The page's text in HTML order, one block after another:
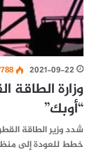
2021-09-22
وزارة الطاقة
“أوبك”
شدد وزير الطاقة
خطط للعودة إلى